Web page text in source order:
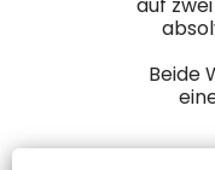
Beide